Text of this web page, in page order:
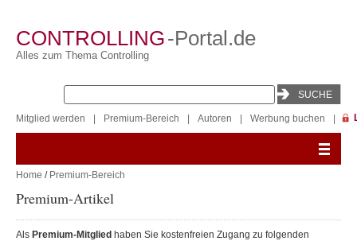
CONTROLLING-Portal.de
Alles zum Thema Controlling
Mitglied werden Premium-Bereich Autoren Werbung buchen
Home / Premium-Bereich
Premium-Artikel
Als Premium-Mitglied haben Sie kostenfreien Zugang zu folgenden